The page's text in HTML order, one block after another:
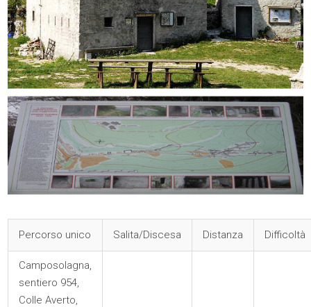
Percorso unico Salita/Discesa Distanza Difficoltà
Camposolagna,
sentiero 954,
Colle Averto,